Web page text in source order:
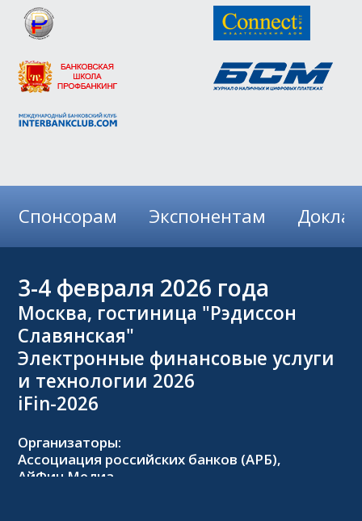
Спонсорам Экспонентам
3-4 февраля 2026 года
Москва, гостиница "Рэдиссон
Славянская"
Электронные финансовые услуги
и технологии 2026
iFin-2026
Организаторы:
Ассоциация российских банков (АРБ),
АйФин Медиа